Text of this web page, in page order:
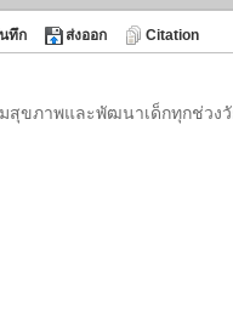
ทึก ส่งออก Citation
มสุขภาพและพัฒนาเด็กทุกช่วง